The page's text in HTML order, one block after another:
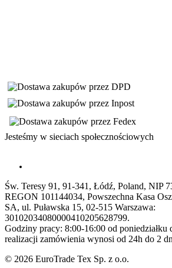
Jesteśmy w sieciach społecznościowych
Św. Teresy 91, 91-341, Łódź, Poland, NIP
REGON 101144034, Powszechna Kasa
SA, ul. Puławska 15, 02-515 Warszawa:
30102034080000410205628799.
Godziny pracy: 8:00-16:00 od poniedziałku
realizacji zamówienia wynosi od 24h do 2
© 2026 EuroTrade Tex Sp. z o.o.